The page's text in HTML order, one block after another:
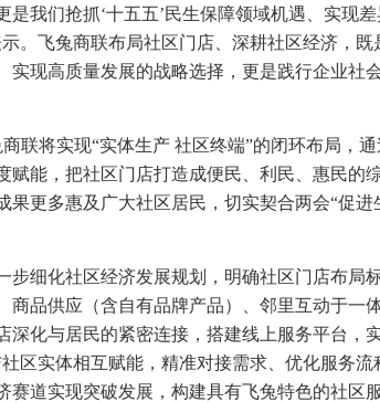
我们抢抓‘十五五’民生保障领域机遇、实现
。飞兔商联布局社区门店、深耕社区经济，
实现高质量发展的战略选择，更是践行企业社
联将实现“实体生产 社区终端”的闭环布局，
能，把社区门店打造成便民、利民、惠民的
果更多惠及广大社区居民，切实契合两会“促
步细化社区经济发展规划，明确社区门店布局
商品供应（含自有品牌产品）、邻里互动于一
化与居民的紧密连接，搭建线上服务平台，
区实体相互赋能，精准对接需求、优化服务
赛道实现突破发展，构建具有飞兔特色的社区